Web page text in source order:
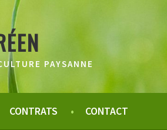
PAYSANNE
CONTRATS CONTACT